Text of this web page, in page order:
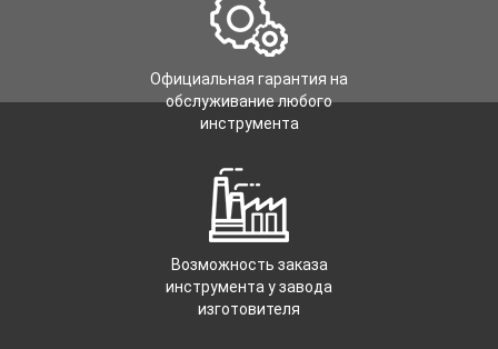
Официальная гарантия на
обслуживание любого
инструмента
Возможность заказа
инструмента у завода
изготовителя